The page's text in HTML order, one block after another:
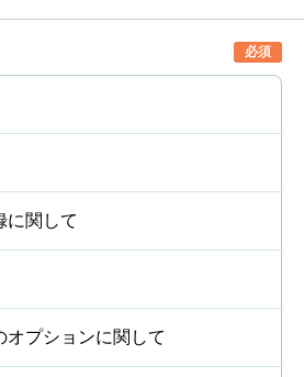
に関して
オプションに関して